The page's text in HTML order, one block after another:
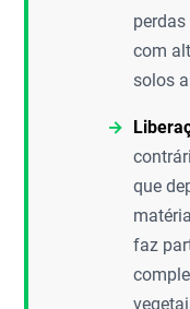
com
solos
que
faz